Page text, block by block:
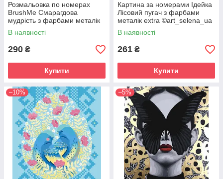
Розмальовка по номерах
BrushMe Смарагдова
мудрість з фарбами металік
(BS54124) 40 х 50 см
В наявності
290 ₴
Купити
Картина за номерами Ідейка
Лісовий пугач з фарбами
металік extra ©art_selena_ua
(KHO6583) 40 х 50 см
В наявності
261 ₴
Купити
–10% –5%